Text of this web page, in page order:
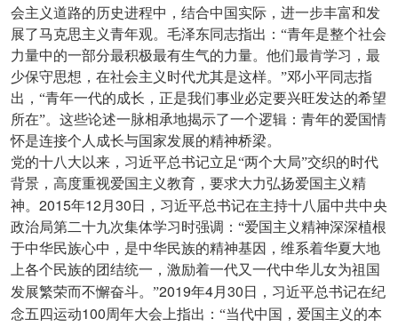
会主义道路的历史进程中，结合中国实际，进一步丰富和发
展了马克思主义青年观。毛泽东同志指出：“青年是整个社会
力量中的一部分最积极最有生气的力量。他们最肯学习，最
少保守思想，在社会主义时代尤其是这样。”邓小平同志指
出，“青年一代的成长，正是我们事业必定要兴旺发达的希望
所在”。这些论述一脉相承地揭示了一个逻辑：青年的爱国情
怀是连接个人成长与国家发展的精神桥梁。
党的十八大以来，习近平总书记立足“两个大局”交织的时代
背景，高度重视爱国主义教育，要求大力弘扬爱国主义精
神。 2015年12月 30 日，习近平总书记在主持十八届中共中央
政治局第二十九次集体学习时强调：“爱国主义精神深深植根
于中华民族心中，是中华民族的精神基因，维系着华夏大地
上各个民族的团结统一，激励着一代又一代中华儿女为祖国
发展繁荣而不懈奋斗。”2019年4月 30 日，习近平总书记在纪
念五四运动100周年大会上指出：“当代中国，爱国主义的本